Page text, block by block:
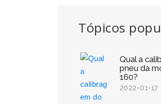
Tópicos
Qual a
pneu da
160?
2022-01-17